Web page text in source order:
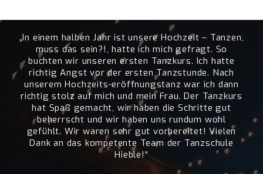
„In einem halben Jahr ist unsere Hochzeit – Tanzen,
muss das sein?!, hatte ich mich gefragt. So
buchten wir unseren ersten Tanzkurs. Ich hatte
richtig Angst vor der ersten Tanzstunde. Nach
unserem Hochzeits-eröffnungstanz war ich dann
richtig stolz auf mich und mein Frau. Der Tanzkurs
hat Spaß gemacht, wir haben die Schritte gut
beherrscht und wir haben uns rundum wohl
gefühlt. Wir waren sehr gut vorbereitet! Vielen
Dank an das kompetente Team der Tanzschule
Hieble!“